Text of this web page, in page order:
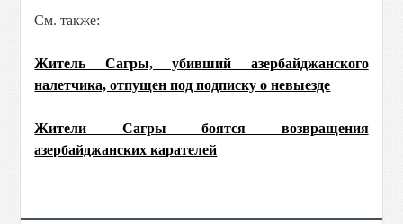
См. также:
Житель Сагры, убивший азербайджанского
налетчика, отпущен под подписку о невыезде
Жители Сагры боятся возвращения
азербайджанских карателей